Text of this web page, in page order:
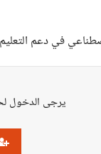
في دعم
يرجى الدخول